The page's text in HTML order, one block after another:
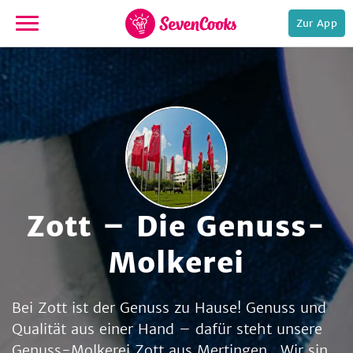
zur
Zur App
Zott – Die Genuss-
Molkerei
Bei Zott ist der Genuss zu Hause! Genuss und
Qualität aus einer Hand – dafür steht unsere